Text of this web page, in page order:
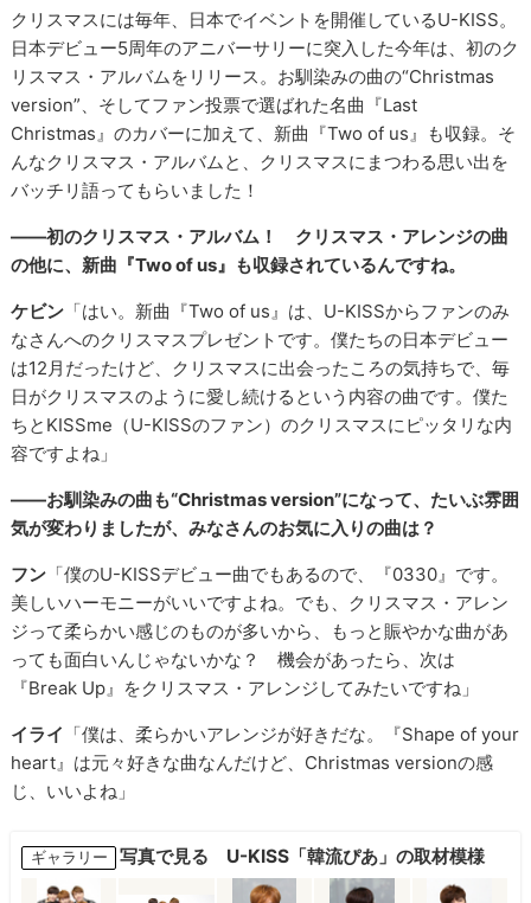
クリスマスには毎年、日本でイベントを開催しているU-KISS。
日本デビュー5周年のアニバーサリーに突入した今年は、初のク
リスマス・アルバムをリリース。お馴染みの曲の“Christmas
version”、そしてファン投票で選ばれた名曲『Last
Christmas』のカバーに加えて、新曲『Two of us』も収録。そ
んなクリスマス・アルバムと、クリスマスにまつわる思い出を
バッチリ語ってもらいました！
――初のクリスマス・アルバム！ クリスマス・アレンジの曲
の他に、新曲『Two of us』も収録されているんですね。
ケビン 「はい。新曲『Two of us』は、U-KISSからファンのみ
なさんへのクリスマスプレゼントです。僕たちの日本デビュー
は12月だったけど、クリスマスに出会ったころの気持ちで、毎
日がクリスマスのように愛し続けるという内容の曲です。僕た
ちとKISSme（U-KISSのファン）のクリスマスにピッタリな内
容ですよね」
――お馴染みの曲も“Christmas version”になって、たいぶ雰囲
気が変わりましたが、みなさんのお気に入りの曲は？
フン 「僕のU-KISSデビュー曲でもあるので、『0330』です。
美しいハーモニーがいいですよね。でも、クリスマス・アレン
ジって柔らかい感じのものが多いから、もっと賑やかな曲があ
っても面白いんじゃないかな？ 機会があったら、次は
『Break Up』をクリスマス・アレンジしてみたいですね」
イライ 「僕は、柔らかいアレンジが好きだな。『Shape of your
heart』は元々好きな曲なんだけど、Christmas versionの感
じ、いいよね」
ギャラリー 写真で見る U-KISS「韓流ぴあ」の取材模様